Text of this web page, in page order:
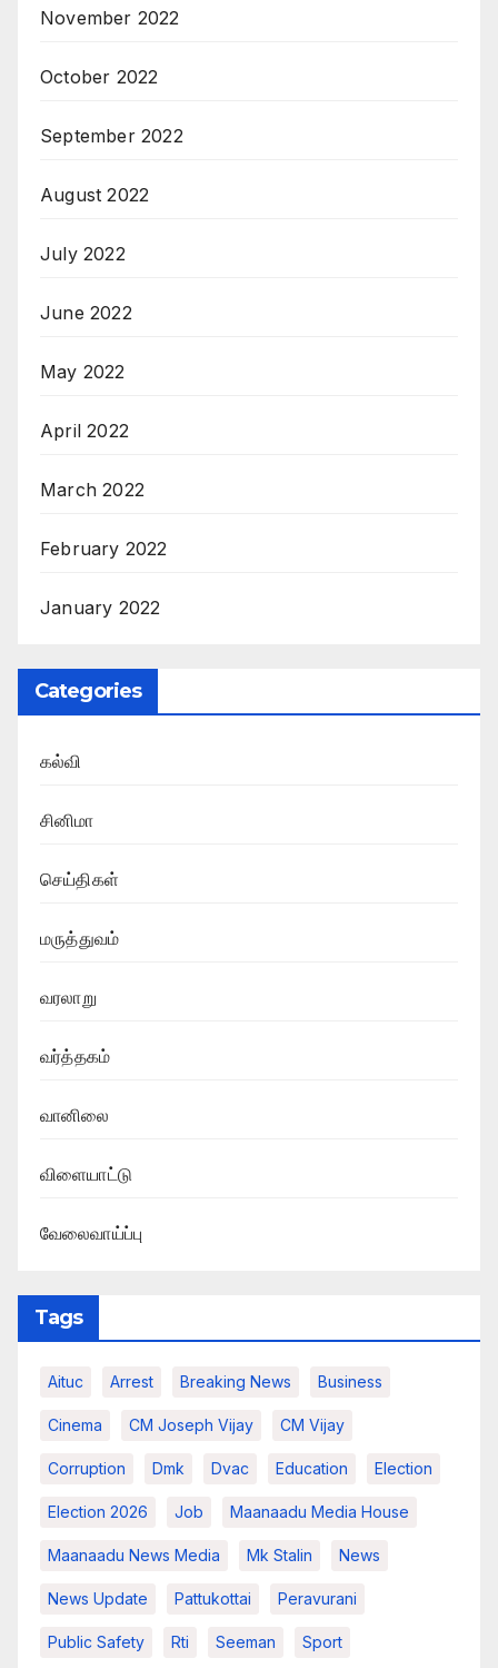
November 2022
October 2022
September 2022
August 2022
July 2022
June 2022
May 2022
April 2022
March 2022
February 2022
January 2022
Categories
கல்வி
சினிமா
செய்திகள்
மருத்துவம்
வரலாறு
வர்த்தகம்
வானிலை
விளையாட்டு
வேலைவாய்ப்பு
Tags
Aituc Arrest Breaking News​ Business
Cinema CM Joseph Vijay CM Vijay
Corruption Dmk Dvac Education Election
Election 2026 Job Maanaadu Media House
Maanaadu News Media Mk Stalin News
News Update Pattukottai Peravurani
Public Safety Rti Seeman Sport